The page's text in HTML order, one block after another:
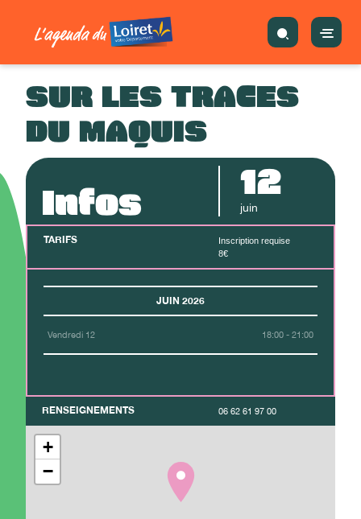
SUR LES TRACES
DU MAQUIS
Infos 12
juin
TARIFS
Inscription requise
8€
JUIN 2026
Vendredi 12 18:00 - 21:00
RENSEIGNEMENTS 06 62 61 97 00
+
−